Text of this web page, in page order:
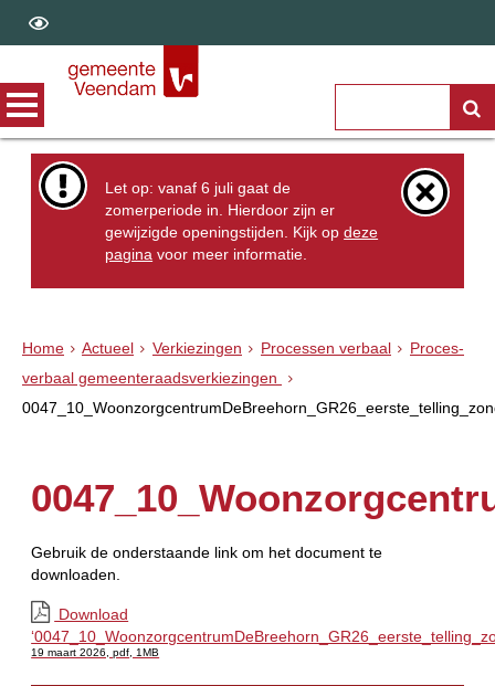
Let op: vanaf 6 juli gaat de
zomerperiode in. Hierdoor zijn er
gewijzigde openingstijden. Kijk opdeze
pagina voor meer informatie.
Home Actueel Verkiezingen Processen verbaal
Proces-
verbaal gemeenteraadsverkiezingen
Gebruik de onderstaande link om het document te
downloaden.
Download
19 maart 2026,pdf , 1MB